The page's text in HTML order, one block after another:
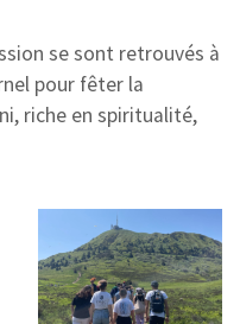
se sont retrouvés à
pour fêter la
riche en spiritualité,